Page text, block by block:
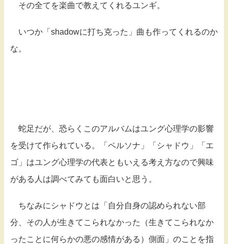
その全てを楽曲で教えてくれるユンギ。
いつか「shadowに打ち克った」曲も作ってくれるのか
な。
蛇足だが、恐らくこのアルバムはユング心理学の影響
を受けて作られている。「ペルソナ」「シャドウ」「エ
ゴ」はユング心理学の代表ともいえる考え方なので興味
がある人は調べてみても面白いと思う。
ちなみにシャドウとは「自分自身の認められない部
分、その人が生きてこられなかった（生きてこられなか
ったことに何らかの悪の感情がある）側面」のことを指